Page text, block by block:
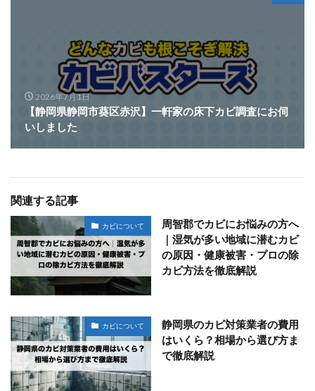
2026年7月1日
【静岡県静岡市葵区赤沢】一軒家の床下カビ調査にお伺
いしました
関連する記事
カビについて
周智郡でカビにお悩みの方へ
｜湿気が多い地域に潜むカビ
の原因・健康被害・プロの除
カビ方法を徹底解説
カビについて
静岡県のカビ対策業者の費用
はいくら？相場から選び方ま
で徹底解説